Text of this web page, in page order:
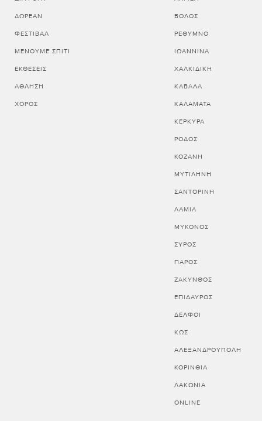
ΔΩΡΕΆΝ
ΦΕΣΤΙΒΆΛ
ΜΈΝΟΥΜΕ ΣΠΊΤΙ
ΕΚΘΈΣΕΙΣ
ΆΘΛΗΣΗ
ΧΟΡΌΣ
ΒΟΛΟΣ
ΡΕΘΥΜΝΟ
ΙΩΑΝΝΙΝΑ
ΧΑΛΚΙΔΙΚΗ
ΚΑΒΑΛΑ
ΚΑΛΑΜΑΤΑ
ΚΕΡΚΥΡΑ
ΡΟΔΟΣ
ΚΟΖΑΝΗ
ΜΥΤΙΛΗΝΗ
ΣΑΝΤΟΡΙΝΗ
ΛΑΜΙΑ
ΜΥΚΟΝΟΣ
ΣΥΡΟΣ
ΠΑΡΟΣ
ΖΑΚΥΝΘΟΣ
ΕΠΙΔΑΥΡΟΣ
ΔΕΛΦΟΙ
ΚΩΣ
ΑΛΕΞΑΝΔΡΟΥΠΟΛΗ
ΚΟΡΙΝΘΊΑ
ΛΑΚΩΝΊΑ
ONLINE